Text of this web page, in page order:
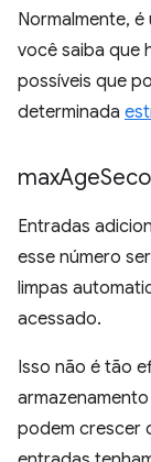
Normalmente,
você saiba que
possíveis que
determinada
maxAge
Entradas
esse número
limpas
acessado.
Isso não é tão
podem crescer